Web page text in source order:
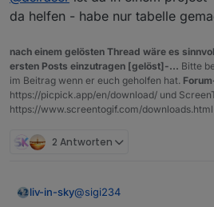
Spielstande
hier die spielstände
da helfen - habe nur tabelle
nach einem gelösten Thread wäre es
ersten Posts einzutragen [gelöst]-... Bitte
im Beitrag wenn er euch geholfen hat.
https://picpick.app/en/download/ und
https://www.screentogif.com/downloads.html
2 Antworten
liv-in-sky@sigi234